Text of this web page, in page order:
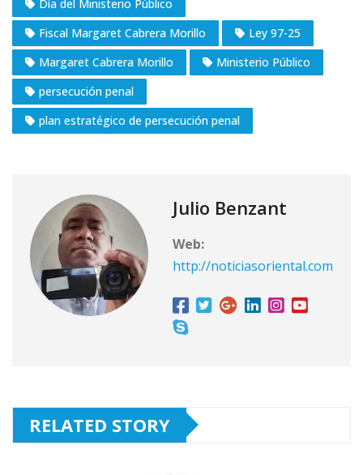
Día del Ministerio Público
Fiscal Margaret Cabrera Morillo
Ley 97-25
Margaret Cabrera Morillo
Ministerio Público
persecución penal
plan estratégico de persecución penal
Julio Benzant
Web:
http://noticiasoriental.com
RELATED STORY